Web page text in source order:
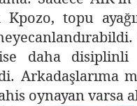
Kpozo, topu
daha
Arkadaşlarıma
oynayan varsa